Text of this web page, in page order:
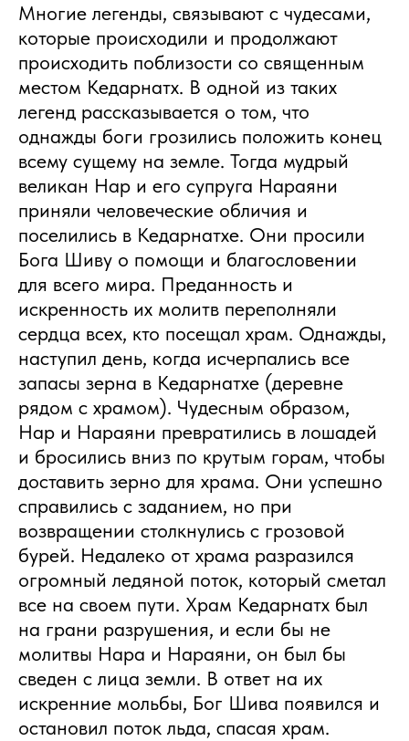
Многие легенды, связывают с чудесами,
которые происходили и продолжают
происходить поблизости со священным
местом Кедарнатх. В одной из таких
легенд рассказывается о том, что
однажды боги грозились положить конец
всему сущему на земле. Тогда мудрый
великан Нар и его супруга Нараяни
приняли человеческие обличия и
поселились в Кедарнатхе. Они просили
Бога Шиву о помощи и благословении
для всего мира. Преданность и
искренность их молитв переполняли
сердца всех, кто посещал храм. Однажды,
наступил день, когда исчерпались все
запасы зерна в Кедарнатхе (деревне
рядом с храмом). Чудесным образом,
Нар и Нараяни превратились в лошадей
и бросились вниз по крутым горам, чтобы
доставить зерно для храма. Они успешно
справились с заданием, но при
возвращении столкнулись с грозовой
бурей. Недалеко от храма разразился
огромный ледяной поток, который сметал
все на своем пути. Храм Кедарнатх был
на грани разрушения, и если бы не
молитвы Нара и Нараяни, он был бы
сведен с лица земли. В ответ на их
искренние мольбы, Бог Шива появился и
остановил поток льда, спасая храм.